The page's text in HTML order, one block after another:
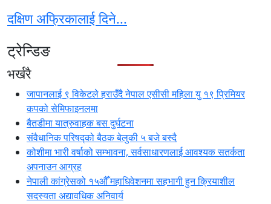
दक्षिण अफ्रिकालाई दिने...
ट्रेन्डिङ
भर्खरै
जापानलाई ९ विकेटले हराउँदै नेपाल एसीसी महिला यु १९ प्रिमियर
कपको सेमिफाइनलमा
बैतडीमा यात्रुवाहक बस दुर्घटना
संवैधानिक परिषद्को बैठक बेलुकी ५ बजे बस्दै
कोशीमा भारी वर्षाको सम्भावना, सर्वसाधारणलाई आवश्यक सतर्कता
अपनाउन आग्रह
नेपाली कांग्रेसको १५औँ महाधिवेशनमा सहभागी हुन क्रियाशील
सदस्यता अद्यावधिक अनिवार्य